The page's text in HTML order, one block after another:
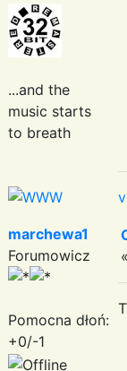
...and the
music starts
to breath
marchewa1
Forumowicz
Pomocna dłoń:
+0/-1
«